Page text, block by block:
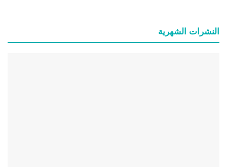
النشرات الشهریة